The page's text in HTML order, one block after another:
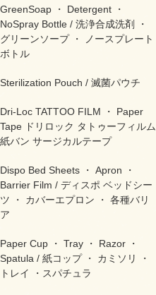
GreenSoap ・ Detergent ・
NoSpray Bottle / 洗浄合成洗剤 ・
グリーンソープ ・ ノースプレート
ボトル
Sterilization Pouch / 滅菌パウチ
Dri-Loc TATTOO FILM ・ Paper
Tape ドリロック タトゥーフィルム
紙バン サージカルテープ
Dispo Bed Sheets ・ Apron ・
Barrier Film / ディスポ ベッドシー
ツ ・ カバーエプロン ・ 各種バリ
ア
Paper Cup ・ Tray ・ Razor ・
Spatula / 紙コップ ・ カミソリ ・
トレイ ・スパチュラ